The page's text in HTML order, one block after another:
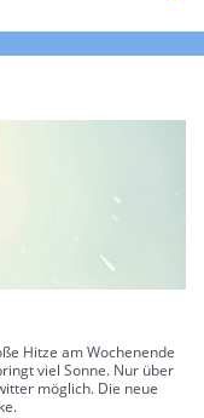
Hitze am Wochenende
viel Sonne. Nur über
möglich. Die neue